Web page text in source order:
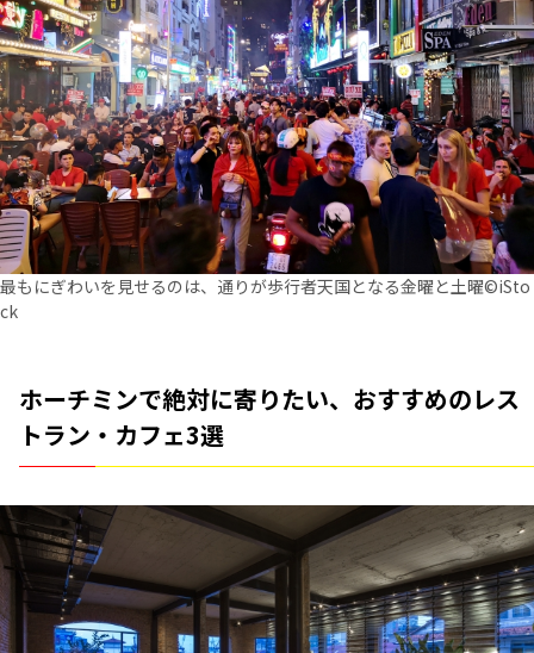
最もにぎわいを見せるのは、通りが歩行者天国となる金曜と土曜©iSto
ck
ホーチミンで絶対に寄りたい、おすすめのレス
トラン・カフェ3選